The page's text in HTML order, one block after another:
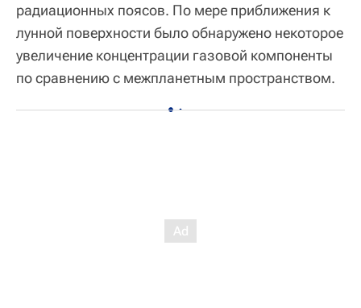
радиационных поясов. По мере приближения к
лунной поверхности было обнаружено некоторое
увеличение концентрации газовой компоненты
по сравнению с межпланетным пространством.